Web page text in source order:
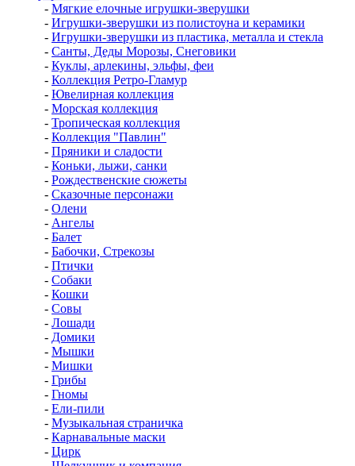
- Мягкие елочные игрушки-зверушки
- Игрушки-зверушки из полистоуна и керамики
- Игрушки-зверушки из пластика, металла и стекла
- Санты, Деды Морозы, Снеговики
- Куклы, арлекины, эльфы, феи
- Коллекция Ретро-Гламур
- Ювелирная коллекция
- Морская коллекция
- Тропическая коллекция
- Коллекция "Павлин"
- Пряники и сладости
- Коньки, лыжи, санки
- Рождественские сюжеты
- Сказочные персонажи
- Олени
- Ангелы
- Балет
- Бабочки, Стрекозы
- Птички
- Собаки
- Кошки
- Совы
- Лошади
- Домики
- Мышки
- Мишки
- Грибы
- Гномы
- Ели-пили
- Музыкальная страничка
- Карнавальные маски
- Цирк